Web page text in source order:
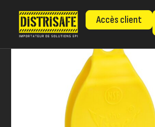
Accès client